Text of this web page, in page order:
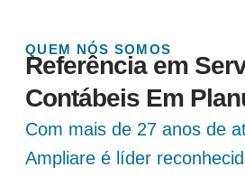
QUEM NÓS SOMOS
Referência em
Contábeis Em
Com mais de 27 anos de
Ampliare é líder